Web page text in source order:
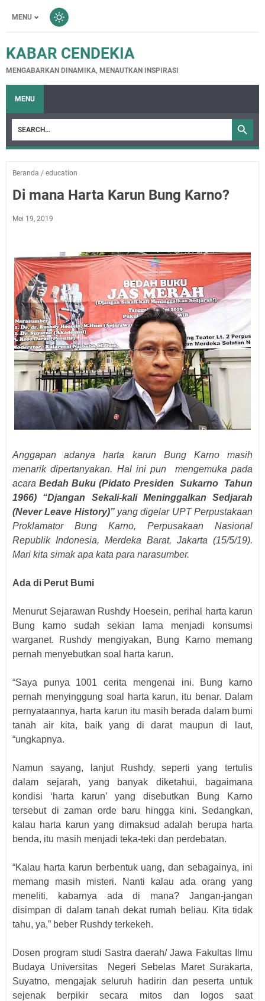
MENU
KABAR CENDEKIA
MENGABARKAN DINAMIKA, MENAUTKAN INSPIRASI
MENU
Beranda / education
Di mana Harta Karun Bung Karno?
Mei 19, 2019
Anggapan adanya harta karun Bung Karno masih
menarik dipertanyakan. Hal ini pun mengemuka pada
acara Bedah Buku (Pidato Presiden Sukarno Tahun
1966) “Djangan Sekali-kali Meninggalkan Sedjarah
(Never Leave History)” yang digelar UPT Perpustakaan
Proklamator Bung Karno, Perpusakaan Nasional
Republik Indonesia, Merdeka Barat, Jakarta (15/5/19).
Mari kita simak apa kata para narasumber.
Ada di Perut Bumi
Menurut Sejarawan Rushdy Hoesein, perihal harta karun
Bung karno sudah sekian lama menjadi konsumsi
warganet. Rushdy mengiyakan, Bung Karno memang
pernah menyebutkan soal harta karun.
“Saya punya 1001 cerita mengenai ini. Bung karno
pernah menyinggung soal harta karun, itu benar. Dalam
pernyataannya, harta karun itu masih berada dalam bumi
tanah air kita, baik yang di darat maupun di laut,
“ungkapnya.
Namun sayang, lanjut Rushdy, seperti yang tertulis
dalam sejarah, yang banyak diketahui, bagaimana
kondisi ‘harta karun’ yang disebutkan Bung Karno
tersebut di zaman orde baru hingga kini. Sedangkan,
kalau harta karun yang dimaksud adalah berupa harta
benda, itu masih menjadi teka-teki dan perdebatan.
“Kalau harta karun berbentuk uang, dan sebagainya, ini
memang masih misteri. Nanti kalau ada orang yang
meneliti, kabarnya ada di mana? Jangan-jangan
disimpan di dalam tanah dekat rumah beliau. Kita tidak
tahu, ya,” beber Rushdy terkekeh.
Dosen program studi Sastra daerah/ Jawa Fakultas Ilmu
Budaya Universitas
Negeri Sebelas Maret Surakarta,
Suyatno, mengajak seluruh hadirin dan peserta untuk
sejenak berpikir secara mitos dan logos saat